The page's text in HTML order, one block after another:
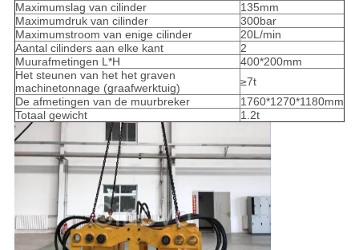
Maximumslag van cilinder
135mm
Maximumdruk van cilinder
300bar
Maximumstroom van enige cilinder
20L/min
Aantal cilinders aan elke kant
2
Muurafmetingen L*H
400*200mm
Het steunen van het het graven
machinetonnage (graafwerktuig)
≥7t
De afmetingen van de muurbreker
1760*1270*1180mm
Totaal gewicht
1.2t